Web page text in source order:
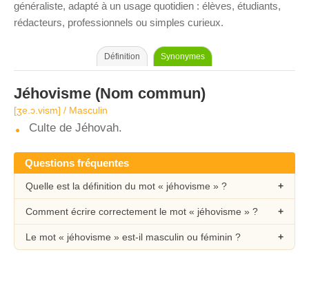
généraliste, adapté à un usage quotidien : élèves, étudiants,
rédacteurs, professionnels ou simples curieux.
Définition Synonymes
Jéhovisme (Nom commun)
[ʒe.ɔ.vism] / Masculin
Culte de Jéhovah.
Questions fréquentes
Quelle est la définition du mot « jéhovisme » ?
Comment écrire correctement le mot « jéhovisme » ?
Le mot « jéhovisme » est-il masculin ou féminin ?